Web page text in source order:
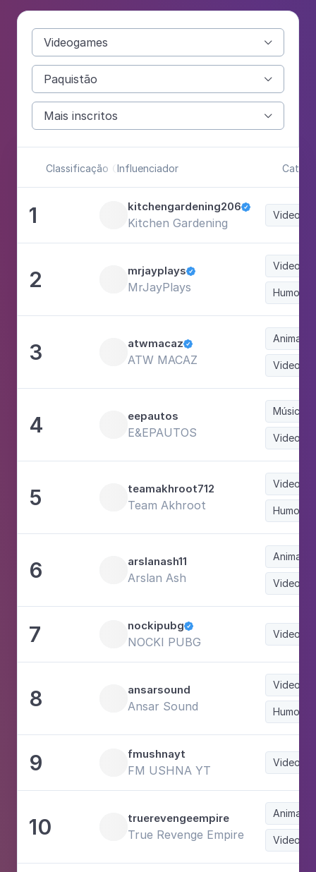
Videogames 
Paquistão 
Mais inscritos 
Classificação Influenciador
1 kitchengardening206
Kitchen Gardening
2 mrjayplays
MrJayPlays Humor
3 atwmacaz
ATW MACAZ
4 eepautos
E&EPAUTOS
Música
5 teamakhroot712
Team Akhroot Humor
6 arslanash11
Arslan Ash
7 nockipubg
NOCKI PUBG
8 ansarsound
Ansar Sound Humor
9 fmushnayt
FM USHNA YT
10 truerevengeempire
True Revenge Empire